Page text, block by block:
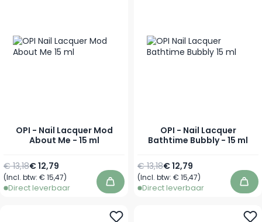
OPI - Nail Lacquer Mod
About Me - 15 ml
Speciale prijs
€ 12,79
Normale prijs
€ 13,18
(Incl. btw: € 15,47)
Direct leverbaar In winkelwagen
OPI - Nail Lacquer
Bathtime Bubbly - 15 ml
Speciale prijs
€ 12,79
Normale prijs
€ 13,18
(Incl. btw: € 15,47)
Direct leverbaar In